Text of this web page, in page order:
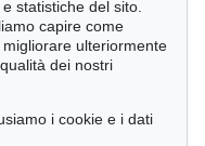
statistiche del sito.
capire come
ulteriormente
dei nostri
i cookie e i dati